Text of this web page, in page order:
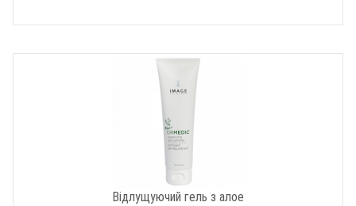
Відлущуючий гель з алое